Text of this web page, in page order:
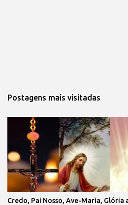
Postagens mais visitadas
Credo, Pai Nosso, Ave-Maria, Glória